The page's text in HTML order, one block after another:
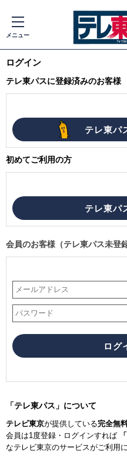
メニュー
ログイン
テレ東パスに登録済みのお客様
初めてご利用の方
会員のお客様（テレ東パス未登録
「テレ東パス」について
テレビ東京が提供している完全無
会員は1度登録・ログインすれば
なテレビ東京のサービスがご利用に